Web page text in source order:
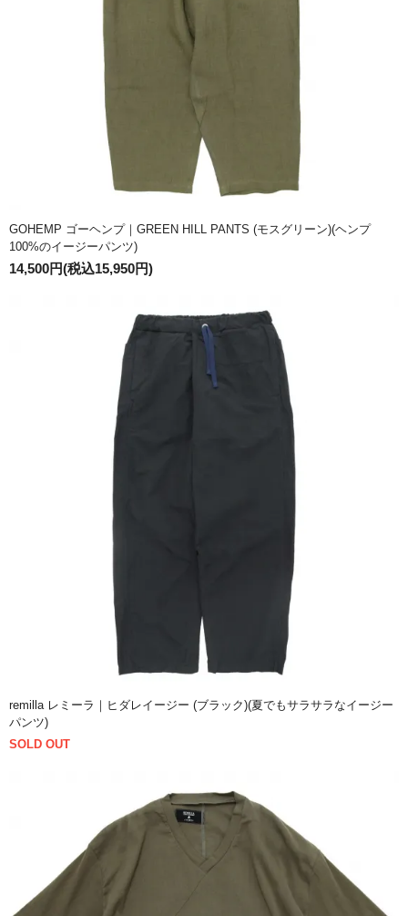
GOHEMP ゴーヘンプ｜GREEN HILL PANTS (モスグリーン)(ヘンプ
100%のイージーパンツ)
14,500円(税込15,950円)
remilla レミーラ｜ヒダレイージー (ブラック)(夏でもサラサラなイージー
パンツ)
SOLD OUT